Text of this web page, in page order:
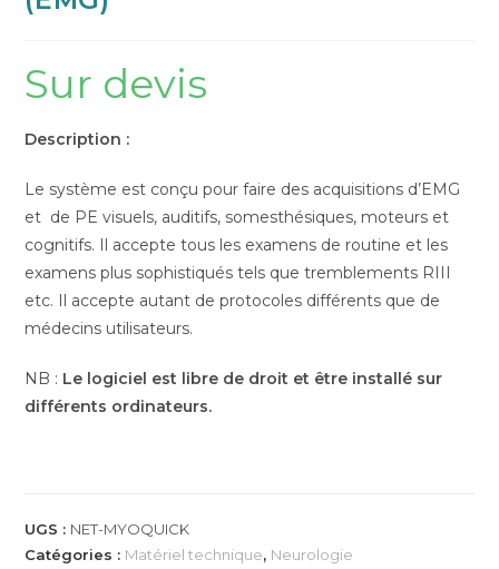
Sur devis
Description :
Le système est conçu pour faire des acquisitions d’EMG
et de PE visuels, auditifs, somesthésiques, moteurs et
cognitifs. Il accepte tous les examens de routine et les
examens plus sophistiqués tels que tremblements RIII
etc. Il accepte autant de protocoles différents que de
médecins utilisateurs.
NB : Le logiciel est libre de droit et être installé sur
différents ordinateurs.
UGS : NET-MYOQUICK
Catégories : Matériel technique, Neurologie